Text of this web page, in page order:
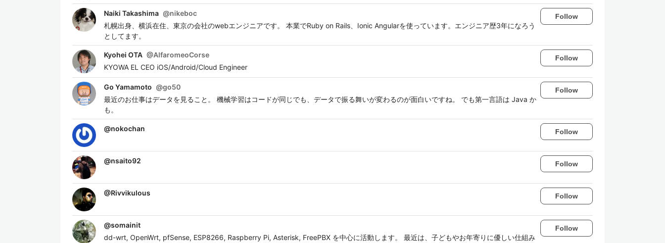
Naiki Takashima @nikeboc
札幌出身、横浜在住、東京の会社のwebエンジニアです。 本業でRuby on Rails、Ionic Angularを使っています。エンジニア歴3年になろう
としてます。
Follow
Kyohei OTA @AlfaromeoCorse
KYOWA EL CEO iOS/Android/Cloud Engineer
Follow
Go Yamamoto @go50
最近のお仕事はデータを見ること。 機械学習はコードが同じでも、データで振る舞いが変わるのが面白いですね。 でも第一言語は Java か
も。
Follow
@nokochan Follow
@nsaito92 Follow
@Rivvikulous Follow
@somainit
dd-wrt, OpenWrt, pfSense, ESP8266, Raspberry Pi, Asterisk, FreePBX を中心に活動します。 最近は、子どもやお年寄りに優しい仕組み
Follow